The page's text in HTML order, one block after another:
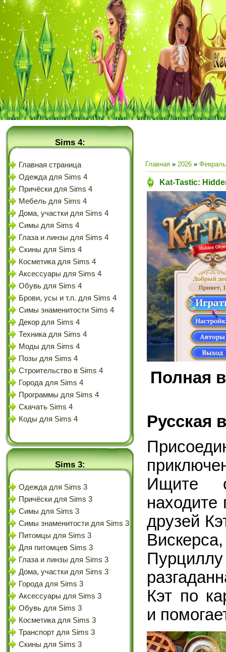
Sims 4:
Главная страница
Одежда для Sims 4
Причёски для Sims 4
Мебель для Sims 4
Дома, участки для Sims 4
Симы для Sims 4
Глаза и линзы для Sims 4
Скины для Sims 4
Косметика для Sims 4
Аксессуары для Sims 4
Обувь для Sims 4
Брови, усы и т.п. для Sims 4
Симы знаменитости Sims 4
Декор для Sims 4
Техника для Sims 4
Моды для Sims 4
Позы для Sims 4
Строительство в Sims 4
Города для Sims 4
Программы для Sims 4
Скачать Sims 4
Коды для Sims 4
Sims 3:
Одежда для Sims 3
Причёски для Sims 3
Симы для Sims 3
Симы знаменитости для Sims 3
Питомцы для Sims 3
Для питомцев Sims 3
Глаза и линзы для Sims 3
Дома, участки для Sims 3
Города для Sims 3
Аксессуары для Sims 3
Обувь для Sims 3
Косметика для Sims 3
Транспорт для Sims 3
Скины для Sims 3
Главная » 2026 » Февраль
Kat-Tastic:
Полная
Русская
Ищите
находите
друзей
Кэт по
и